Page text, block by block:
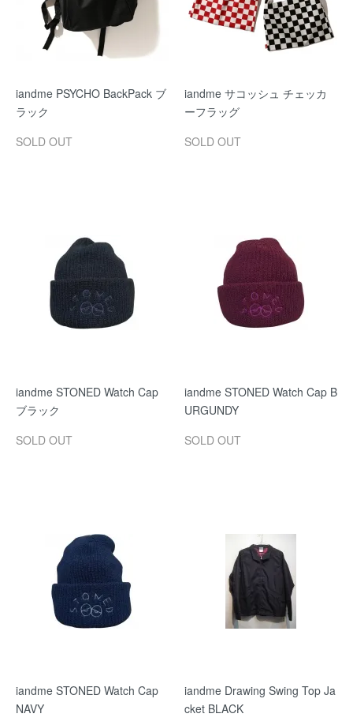
iandme PSYCHO BackPack ブ
ラック
SOLD OUT
iandme サコッシュ チェッカ
ーフラッグ
SOLD OUT
iandme STONED Watch Cap
ブラック
SOLD OUT
iandme STONED Watch Cap B
URGUNDY
SOLD OUT
iandme STONED Watch Cap
NAVY
iandme Drawing Swing Top Ja
cket BLACK